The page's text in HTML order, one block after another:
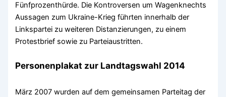
Fünfprozenthürde. Die Kontroversen um Wagenknechts
Aussagen zum Ukraine-Krieg führten innerhalb der
Linkspartei zu weiteren Distanzierungen, zu einem
Protestbrief sowie zu Parteiaustritten.
Personenplakat zur Landtagswahl 2014
März 2007 wurden auf dem gemeinsamen Parteitag der